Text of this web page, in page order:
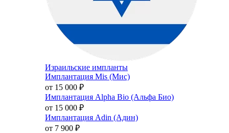
Израильские импланты
Имплантация Mis (Мис)
от 15 000 ₽
Имплантация Alpha Bio (Альфа Био)
от 15 000 ₽
Имплантация Adin (Адин)
от 7 900 ₽